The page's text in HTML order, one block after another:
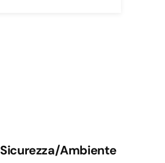
Sicurezza/Ambiente